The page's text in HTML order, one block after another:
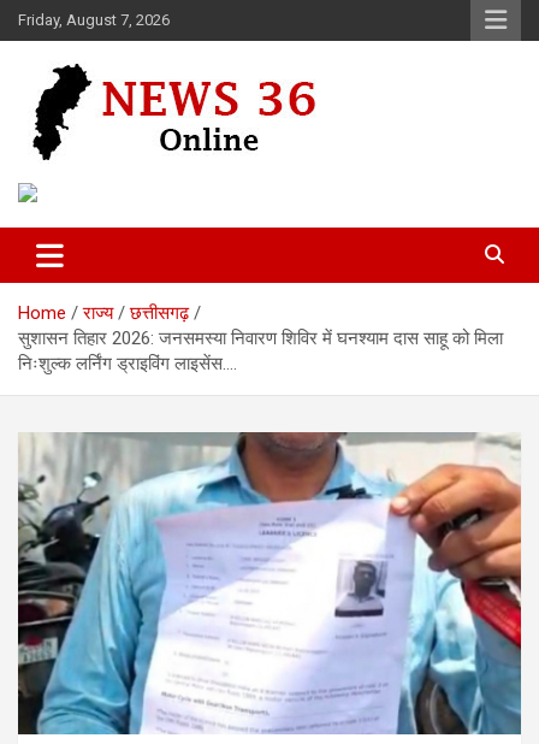
Skip
to
Friday, August 7, 2026
News 36
Home राज्य
छत्तीसगढ़
सुशासन तिहार 2026: जनसमस्या निवारण शिविर में घनश्याम दास साहू को मिला
निःशुल्क लर्निंग ड्राइविंग लाइसेंस….